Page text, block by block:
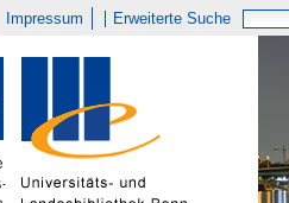
Impressum Erweiterte Suche